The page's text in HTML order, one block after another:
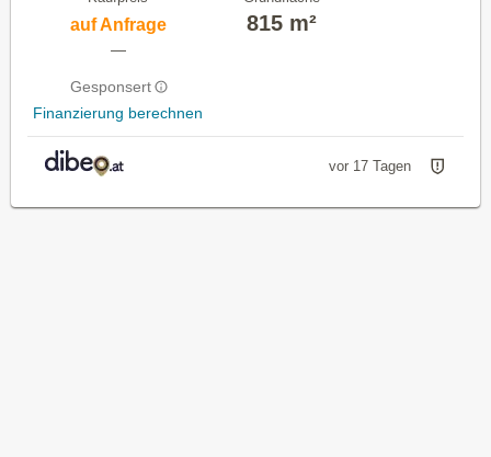
auf Anfrage
—
Gesponsert
Finanzierung berechnen
815 m²
vor 17 Tagen